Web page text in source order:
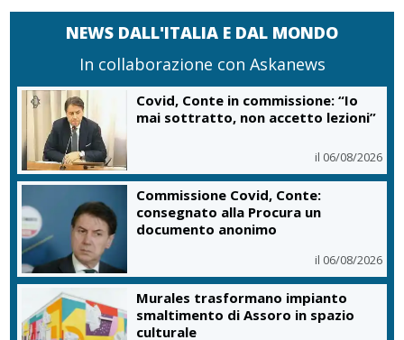
NEWS DALL'ITALIA E DAL MONDO
In collaborazione con Askanews
Covid, Conte: giuro sul mio onore,
ma qui c’è chi l’onore l’ha perso
il 06/08/2026
Vendemmia 2026, R. Toscana riduce
le rese di quattro Denominazioni
il 06/08/2026
Cisgiordania, raid a Qalandiya:
demolite attività commerciali